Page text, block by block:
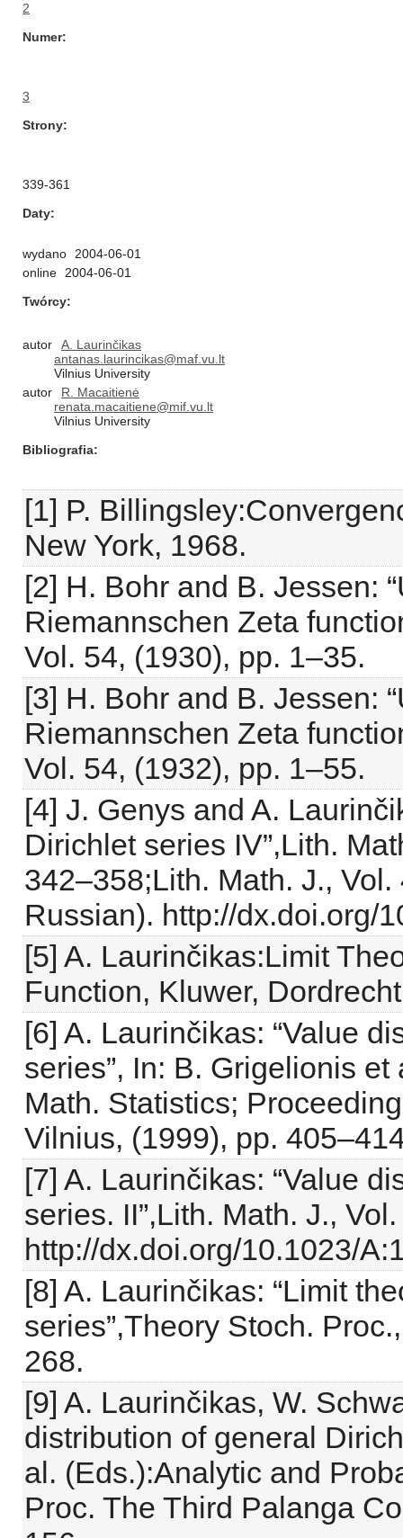
2
Numer
3
Strony
339-361
Daty
wydano
2004-06-01
online
2004-06-01
Twórcy
autor
A. Laurinčikas
antanas.laurincikas@maf.vu.lt
Vilnius University
autor
R. Macaitienė
renata.macaitiene@mif.vu.lt
Vilnius University
Bibliografia
[1] P.
New York, 1968.
[2] H. Bohr and B. Jessen:
Riemannschen Zeta
Vol. 54, (1930), pp. 1–35.
[3] H. Bohr and B. Jessen:
Riemannschen Zeta
Vol. 54, (1932), pp. 1–55.
[4] J. Genys and A.
Dirichlet series IV”,Lith.
342–358;Lith. Math. J.,
Russian). http://dx.doi.org/
[5] A. Laurinčikas:Limit
Function, Kluwer,
[6] A. Laurinčikas: “Value
series”, In: B. Grigelionis
Math. Statistics;
Vilnius, (1999), pp.
[7] A. Laurinčikas: “Value
series. II”,Lith. Math. J.,
http://dx.doi.org/10.1023/
[8] A. Laurinčikas: “Limit
series”,Theory Stoch.
268.
[9] A. Laurinčikas, W.
distribution of general
al. (Eds.):Analytic and
Proc. The Third Palanga